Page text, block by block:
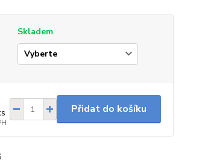
Skladem
Přidat do košíku